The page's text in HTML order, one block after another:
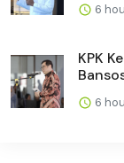
6
KPK
6